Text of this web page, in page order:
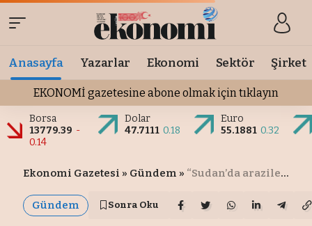
Anasayfa Yazarlar Ekonomi Sektör Şirket
EKONOMİ gazetesine abone olmak için tıklayın
Borsa
13779.39 -
0.14
Dolar
47.7111 0.18
Euro
55.1881 0.32
Ekonomi Gazetesi » Gündem » “Sudan’da araziler tahsis edilmediği için proje hayata geçmedi”
Gündem Sonra Oku